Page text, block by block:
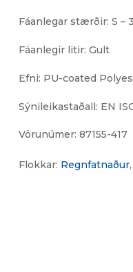
Fáanlegar stærðir: S –
Fáanlegir litir: Gult
Efni: PU-coated
Sýnileikastaðall: EN
Vörunúmer: 87155-417
Flokkar: Regnfatnaður,